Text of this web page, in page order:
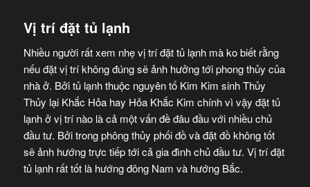
Vị trí đặt tủ lạnh
Nhiều người rất xem nhẹ vị trí đặt tủ lạnh mà ko biết rằng
nếu đặt vị trí không đúng sẽ ảnh hưởng tới phong thủy của
nhà ở. Bởi tủ lạnh thuộc nguyên tố Kim Kim sinh Thủy
Thủy lại Khắc Hỏa hay Hỏa Khắc Kim chính vì vậy đặt tủ
lạnh ở vị trí nào là cả một vấn đề đâu đầu với nhiều chủ
đầu tư. Bởi trong phông thủy phối đồ và đặt đồ không tốt
sẽ ảnh hướng trực tiếp tới cả gia đình chủ đầu tư. Vị trí đặt
tủ lạnh rất tốt là hướng đông Nam và hướng Bắc.